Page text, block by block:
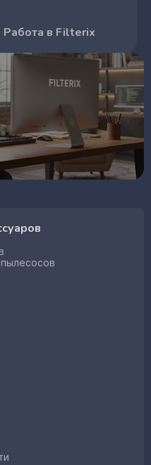
Работа в Filterix